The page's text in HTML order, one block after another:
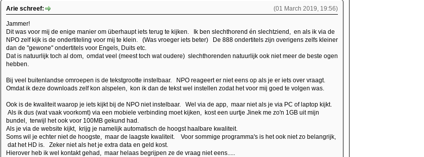
(01 March 2019, 19:56)
Arie schreef:
Jammer!
Dit was voor mij de enige manier om überhaupt iets terug te kijken. Ik ben slechthorend én slechtziend, en als ik via de
NPO zelf kijk is de ondertiteling voor mij te klein. (Was vroeger iets beter) De 888 ondertitels zijn overigens zelfs kleiner
dan de "gewone" ondertitels voor Engels, Duits etc.
Dat is natuurlijk toch al dom, omdat veel (meest toch wat oudere) slechthorenden natuurlijk ook niet meer de beste ogen
hebben.
Bij veel buitenlandse omroepen is de tekstgrootte instelbaar. NPO reageert er niet eens op als je er iets over vraagt.
Omdat ik deze downloads zelf kon alspelen, kon ik dan de tekst wel instellen zodat het voor mij goed te volgen was.
Ook is de kwaliteit waarop je iets kijkt bij de NPO niet instelbaar. Wel via de app, maar niet als je via PC of laptop kijkt.
Als ik dus (wat vaak voorkomt) via een mobiele verbinding moet kijken, kost een uurtje Jinek me zo'n 1GB uit mijn
bundel, terwijl het ook voor 100MB gekund had.
Als je via de website kijkt, krijg je namelijk automatisch de hoogst haalbare kwaliteit.
Soms wil je echter niet de hoogste, maar de laagste kwaliteit. Voor sommige programma's is het ook niet zo belangrijk,
dat het HD is. Zeker niet als het je extra data en geld kost.
Hierover heb ik wel kontakt gehad, maar helaas begrijpen ze de vraag niet eens.....